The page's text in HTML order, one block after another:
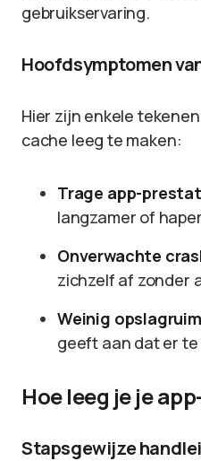
gebruikservaring.
Hoofdsymptomen
Hier zijn enkele
cache leeg te maken:
Trage app-
langzamer of
Onverwachte
zichzelf af zonder
Weinig
geeft aan dat er
Hoe leeg je je
Stapsgewijze